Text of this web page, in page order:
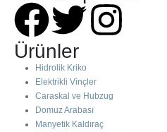
Ürünler
Hidrolik Kriko
Elektrikli Vinçler
Caraskal ve Hubzug
Domuz Arabası
Manyetik Kaldıraç